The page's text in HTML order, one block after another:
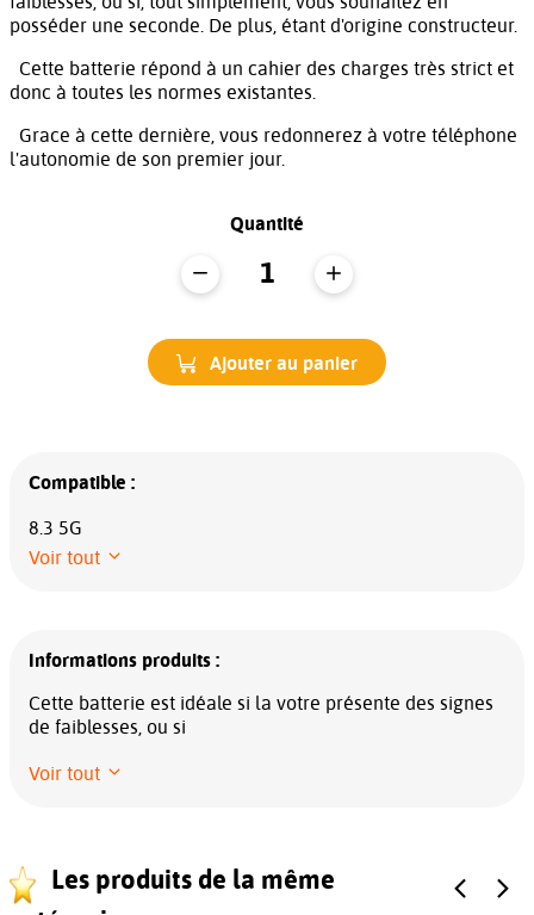
posséder une seconde. De plus, étant d'origine constructeur.
Cette batterie répond à un cahier des charges très strict et
donc à toutes les normes existantes.
Grace à cette dernière, vous redonnerez à votre téléphone
l'autonomie de son premier jour.
Quantité
Ajouter au panier
Compatible :
8.3 5G
Voir tout
Informations produits :
Cette batterie est idéale si la votre présente des signes
de faiblesses, ou si
Voir tout
Les produits de la même